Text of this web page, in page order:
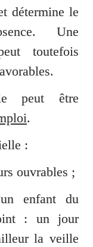
détermine le
Une
toutefois
peut être
.
:
ouvrables ;
enfant du
: un jour
la veille